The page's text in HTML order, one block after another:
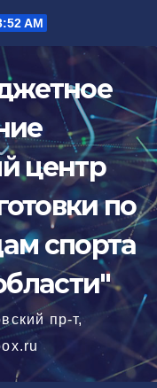
AM
центр
по
спорта
пр-т,